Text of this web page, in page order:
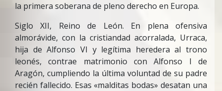
la primera soberana de pleno derecho en Europa.
Siglo XII, Reino de León. En plena ofensiva
almorávide, con la cristiandad acorralada, Urraca,
hija de Alfonso VI y legítima heredera al trono
leonés, contrae matrimonio con Alfonso I de
Aragón, cumpliendo la última voluntad de su padre
recién fallecido. Esas «malditas bodas» desatan una